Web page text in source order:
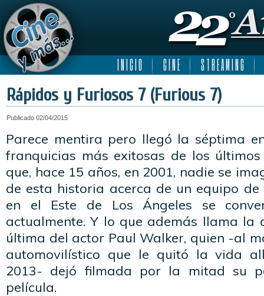
I N I C I O C I N E S T R E A M I N G
Rápidos y Furiosos 7 (Furious 7)
Publicado 02/04/2015
Parece mentira pero llegó la séptima
franquicias más exitosas de los
que, hace 15 años, en 2001, nadie se
de esta historia acerca de un equipo de
en el Este de Los Ángeles se
actualmente. Y lo que además llama la
última del actor Paul Walker, quien -al
automovilístico que le quitó la vida
2013- dejó filmada por la mitad su
película.